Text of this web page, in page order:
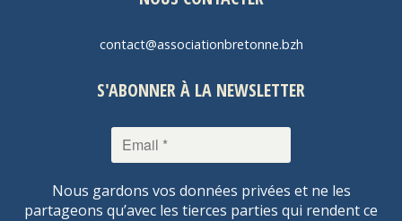
contact@associationbretonne.bzh
S'ABONNER À LA NEWSLETTER
Nous gardons vos données privées et ne les
partageons qu’avec les tierces parties qui rendent ce